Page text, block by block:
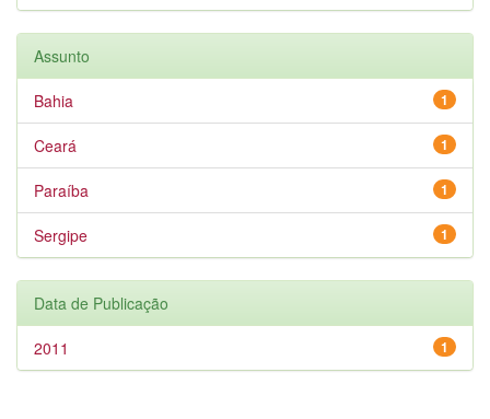
Assunto
1
Bahia
1
Ceará
1
Paraíba
1
Sergipe
Data de Publicação
1
2011